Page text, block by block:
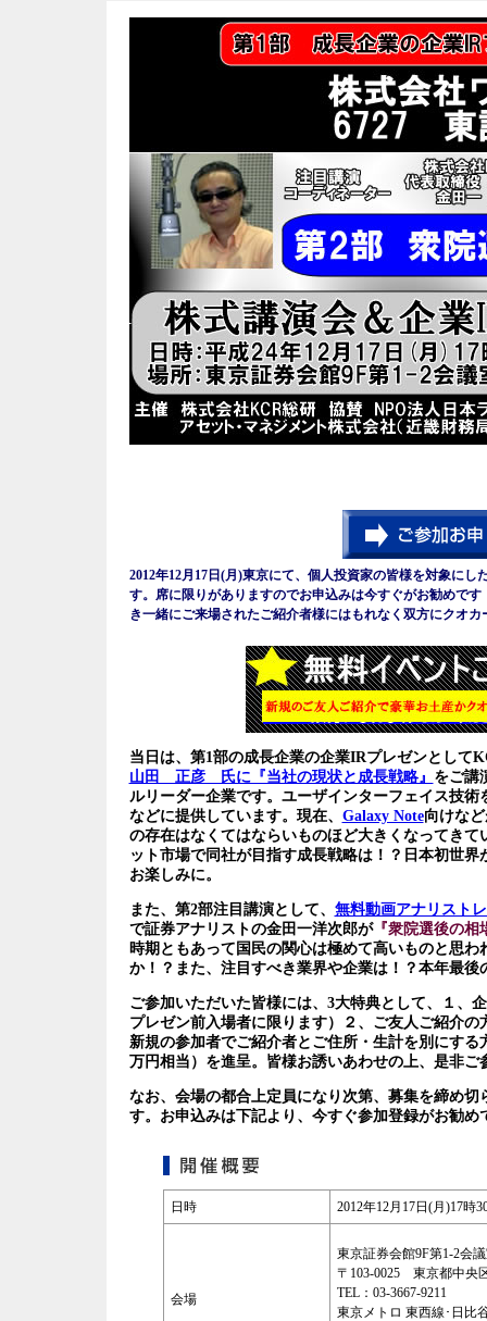
2012年12月17日(月)東京にて、個人投資家の皆様を対象にし
す。席に限りがありますのでお申込みは今すぐがお勧めです
き一緒にご来場されたご紹介者様にはもれなく双方にクオカ
当日は、第1部の成長企業の企業IRプレゼンとして
山田 正彦 氏に『当社の現状と成長戦略』 をご講
ルリーダー企業です。ユーザインターフェイス技
などに提供しています。 現在、 Galaxy Note向けな
の存在はなくてはならいものほど大きくなってき
ット市場で同社が目指す成長戦略は！？日本初世
お楽しみに。
また、第2部注目講演として、 無料動画アナリスト
で証券アナリストの金田一洋次郎が『衆院選後の相
時期ともあって国民の関心は極めて高いものと思
か！？また、注目すべき業界や企業は！？本年最後
ご参加いただいた皆様には、3大特典として、１、
プレゼン前入場者に限ります）２、ご友人ご紹介
新規の参加者でご紹介者とご住所・生計を別にす
万円相当）を進呈。皆様お誘いあわせの上、是非ご
なお、会場の都合上定員になり次第、募集を締め
す。お申込みは下記より、今すぐ参加登録がお勧め
日時 2012年12月17日(月)17
会場
東京証券会館9F第1-2会
〒103-0025 東京都中央
TEL：03-3667-9211
東京メトロ 東西線･日比